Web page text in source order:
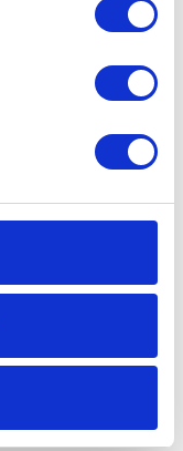
vår? Da
er et detaljert
som